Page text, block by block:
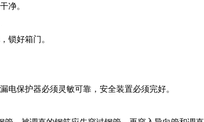
净。
锁好箱门。
电保护器必须灵敏可靠，安全装置必须完好。